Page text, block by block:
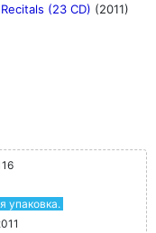
(23 CD) (2011)
упаковка.